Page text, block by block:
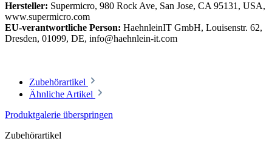
Hersteller: Supermicro, 980 Rock Ave, San Jose, CA 95131, USA,
www.supermicro.com
EU-verantwortliche Person: HaehnleinIT GmbH, Louisenstr. 62,
Dresden, 01099, DE, info@haehnlein-it.com
Zubehörartikel
Ähnliche Artikel
Produktgalerie überspringen
Zubehörartikel